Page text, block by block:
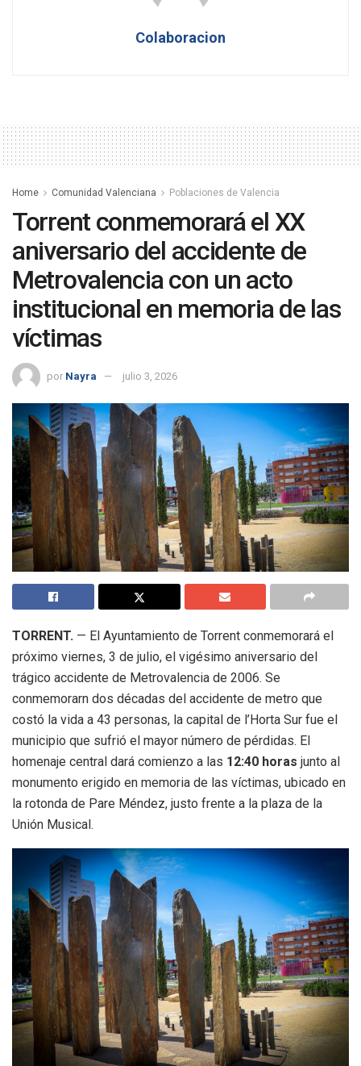
Colaboracion
Home Comunidad Valenciana Poblaciones de Valencia
Torrent conmemorará el XX
aniversario del accidente de
Metrovalencia con un acto
institucional en memoria de las
víctimas
por Nayra julio 3, 2026
TORRENT. — El Ayuntamiento de Torrent conmemorará el
próximo viernes, 3 de julio, el vigésimo aniversario del
trágico accidente de Metrovalencia de 2006. Se
conmemorarn dos décadas del accidente de metro que
costó la vida a 43 personas, la capital de l’Horta Sur fue el
municipio que sufrió el mayor número de pérdidas. El
homenaje central dará comienzo a las 12:40 horas junto al
monumento erigido en memoria de las víctimas, ubicado en
la rotonda de Pare Méndez, justo frente a la plaza de la
Unión Musical.